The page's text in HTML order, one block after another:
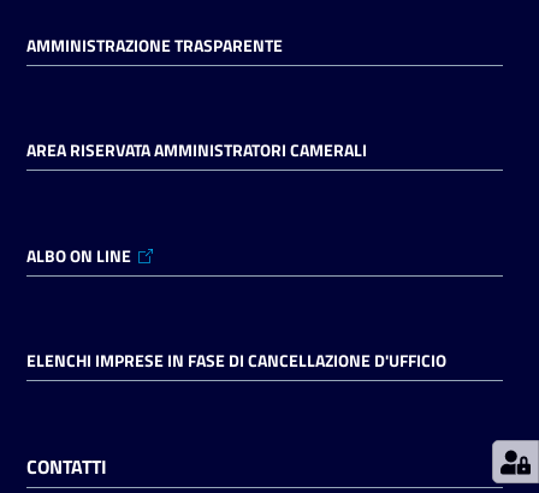
il
Consumatore
L'impresa
Prenotazioni
Pagamenti
AMMINISTRAZIONE TRASPARENTE
AREA RISERVATA AMMINISTRATORI CAMERALI
ALBO ON LINE
ELENCHI IMPRESE IN FASE DI CANCELLAZIONE D'UFFICIO
CONTATTI